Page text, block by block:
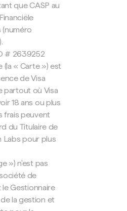
que CASP au
(numéro
# 2639252
(la « Carte ») est
de Visa
partout où Visa
18 ans ou plus
frais peuvent
du Titulaire de
Labs pour plus
») n'est pas
de
Gestionnaire
la gestion et